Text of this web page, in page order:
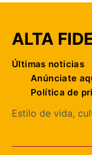
ALTA
Últimas noticias
Anúnciate
Política de
Estilo de vida,